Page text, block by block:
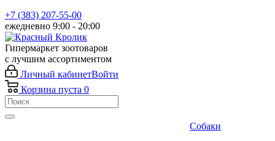
+7 (383) 207-55-00
ежедневно 9:00 - 20:00
Гипермаркет зоотоваров
с лучшим ассортиментом
Личный кабинетВойти
Корзина пуста 0
Собаки